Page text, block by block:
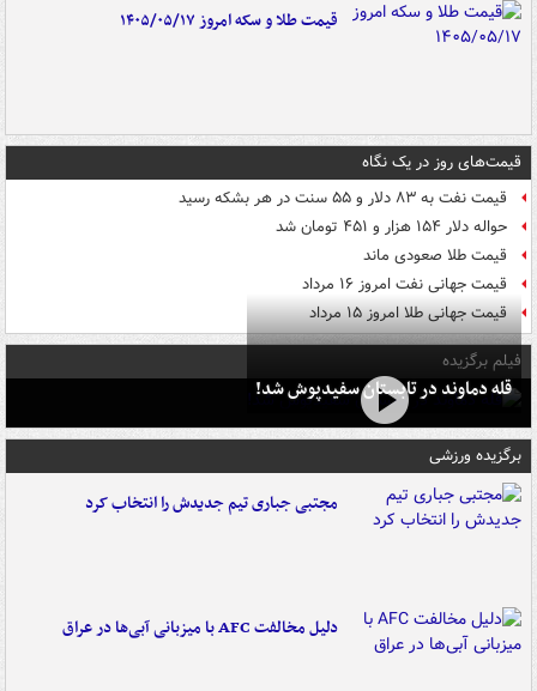
قیمت طلا و سکه امروز ۱۴۰۵/۰۵/۱۷
قیمت‌های روز در یک نگاه
قیمت نفت به ۸۳ دلار و ۵۵ سنت در هر بشکه رسید
حواله دلار ۱۵۴ هزار و ۴۵۱ تومان شد
قیمت طلا صعودی ماند
قیمت جهانی نفت امروز ۱۶ مرداد
قیمت جهانی طلا امروز ۱۵ مرداد
فیلم برگزیده
قله دماوند در تابستان سفیدپوش شد!
برگزیده ورزشی
مجتبی جباری تیم جدیدش را انتخاب کرد
دلیل مخالفت AFC با میزبانی آبی‌ها در عراق